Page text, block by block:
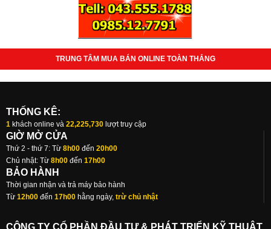
TRUNG TÂM MUA BÁN ONLINE TOÀN THẮNG
THỐNG KÊ:
1 khách online và 22,225,730 lượt truy cập
GIỜ MỞ CỬA
Thứ 2 - thứ 7: Từ 8h00 đến 20h00
Chủ nhật: Từ 8h00 đến 17h00
BẢO HÀNH
Thời gian nhận và trả máy bảo hành
Từ 12h00 đến 17h00 hằng ngày, trừ chủ nhật